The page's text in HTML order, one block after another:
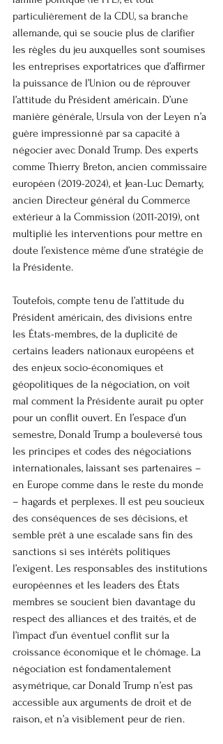
particulièrement de la CDU, sa branche
allemande, qui se soucie plus de clarifier
les règles du jeu auxquelles sont soumises
les entreprises exportatrices que d’affirmer
la puissance de l’Union ou de réprouver
l’attitude du Président américain. D’une
manière générale, Ursula von der Leyen n’a
guère impressionné par sa capacité à
négocier avec Donald Trump. Des experts
comme Thierry Breton, ancien commissaire
européen (2019-2024), et Jean-Luc Demarty,
ancien Directeur général du Commerce
extérieur à la Commission (2011-2019), ont
multiplié les interventions pour mettre en
doute l’existence même d’une stratégie de
la Présidente.
Toutefois, compte tenu de l’attitude du
Président américain, des divisions entre
les États-membres, de la duplicité de
certains leaders nationaux européens et
des enjeux socio-économiques et
géopolitiques de la négociation, on voit
mal comment la Présidente aurait pu opter
pour un conflit ouvert. En l’espace d’un
semestre, Donald Trump a bouleversé tous
les principes et codes des négociations
internationales, laissant ses partenaires –
en Europe comme dans le reste du monde
– hagards et perplexes. Il est peu soucieux
des conséquences de ses décisions, et
semble prêt à une escalade sans fin des
sanctions si ses intérêts politiques
l’exigent. Les responsables des institutions
européennes et les leaders des États
membres se soucient bien davantage du
respect des alliances et des traités, et de
l’impact d’un éventuel conflit sur la
croissance économique et le chômage. La
négociation est fondamentalement
asymétrique, car Donald Trump n’est pas
accessible aux arguments de droit et de
raison, et n’a visiblement peur de rien.